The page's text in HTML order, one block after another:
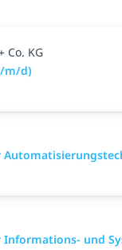
Co. KG
m/d)
und